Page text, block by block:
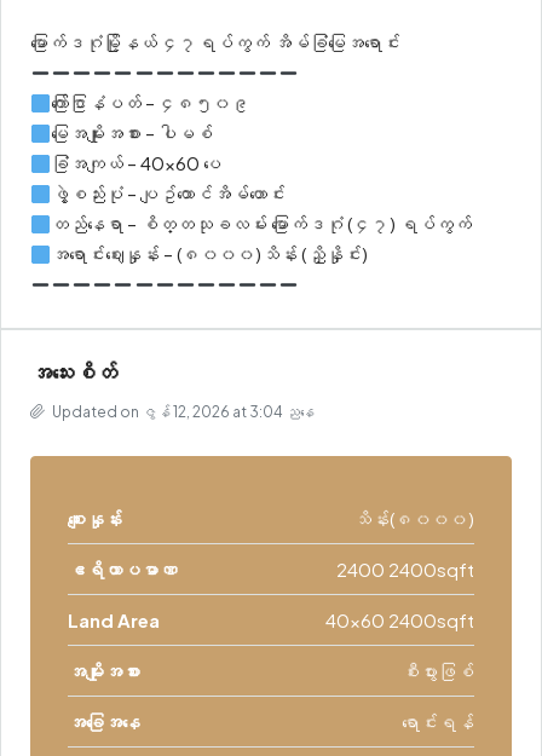
မြောက်ဒဂုံမြို့နယ် ၄၇ရပ်ကွက် အိမ်ခြံမြေအရောင်း
ကြော်ငြာနံပတ် – ၄၈၅၀၉
မြေအမျိုးအစား – ပါမစ်
ခြံအကျယ် – 40×60 ပေ
ဖွဲ့စည်းပုံ – ပျဥ်ထောင်အိမ်ဟောင်း
တည်နေရာ – စိတ္တသုခလမ်း မြောက်ဒဂုံ (၄၇) ရပ်ကွက်
အရောင်းဈေးနှုန်း – (၈၀၀၀)သိန်း (ညှိနှိုင်း)
အသေးစိတ်
Updated on ဇွန် 12, 2026 at 3:04 ညနေ
စျေးနှုန်း သိန်း(၈၀၀၀)
ဧရိယာပမာဏ 2400 2400sqft
Land Area 40x60 2400sqft
အမျိုးအစား စီးပွားဖြစ်
အခြေအနေ ရောင်းရန်